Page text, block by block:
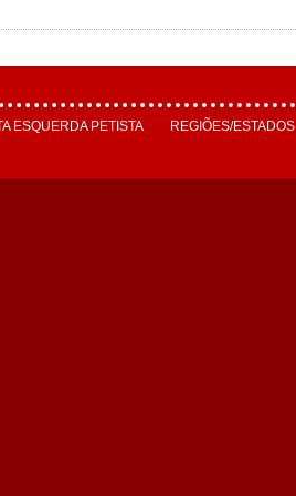
ESQUERDA PETISTA REGIÕES/ESTADOS